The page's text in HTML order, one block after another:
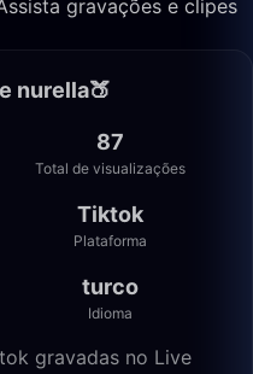
gravações e clipes
nurella🍑
87
Total de visualizações
Tiktok
Plataforma
turco
Idioma
gravadas no Live